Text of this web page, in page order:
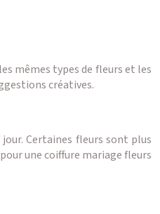
mêmes types de fleurs et les
créatives.
Certaines fleurs sont plus
une coiffure mariage fleurs